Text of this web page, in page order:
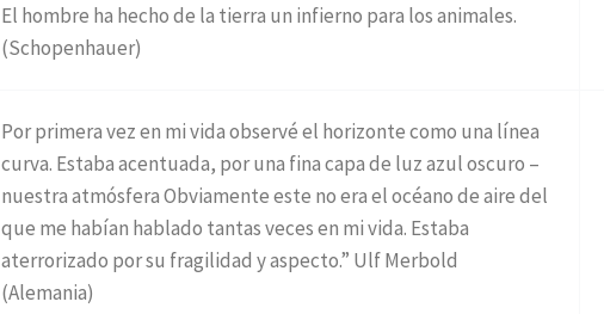
El hombre ha hecho de la tierra un infierno para los animales.
(Schopenhauer)
Por primera vez en mi vida observé el horizonte como una línea
curva. Estaba acentuada, por una fina capa de luz azul oscuro –
nuestra atmósfera Obviamente este no era el océano de aire del
que me habían hablado tantas veces en mi vida. Estaba
aterrorizado por su fragilidad y aspecto.” Ulf Merbold
(Alemania)